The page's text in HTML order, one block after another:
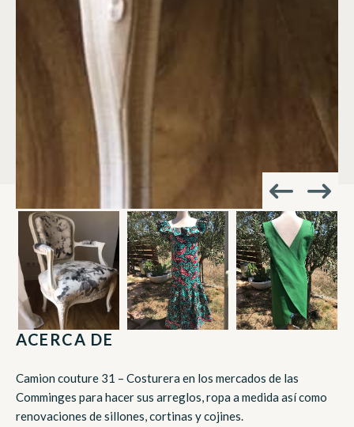
ACERCA DE
Camion couture 31 – Costurera en los mercados de las
Comminges para hacer sus arreglos, ropa a medida así como
renovaciones de sillones, cortinas y cojines.